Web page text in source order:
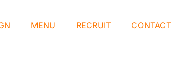
MENU RECRUIT CONTACT